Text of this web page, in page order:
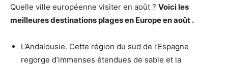
Quelle ville européenne visiter en août ? Voici les
meilleures destinations plages en Europeenaoût .
L’Andalousie. Cette région du sud de l’Espagne
regorge d’immenses étendues de sable et la